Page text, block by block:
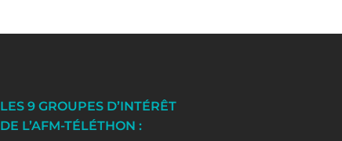
LES 9 GROUPES D’INTÉRÊT
DE L’AFM-TÉLÉTHON :